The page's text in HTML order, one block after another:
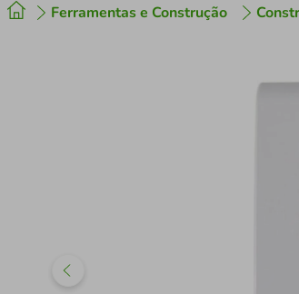
Ferramentas e Construção
2º cafeteira